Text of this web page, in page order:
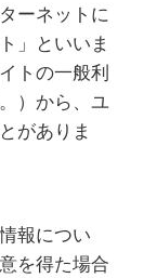
ーネットに
」といいま
トの一般利
）から、ユ
がありま
報につい
を得た場合